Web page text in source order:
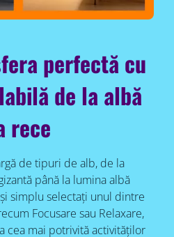
perfectă cu
de la albă
rece
de tipuri de alb, de la
până la lumina albă
simplu selectați unul dintre
Focusare sau Relaxare,
cea mai potrivită activităților